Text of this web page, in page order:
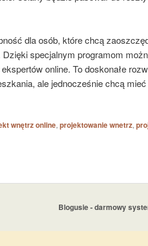
dla osób, które chcą
specjalnym programom
online. To doskonałe
ale jednocześnie chcą
wnętrz online,projektowanie wnetrz,
Blogusie - darmowy